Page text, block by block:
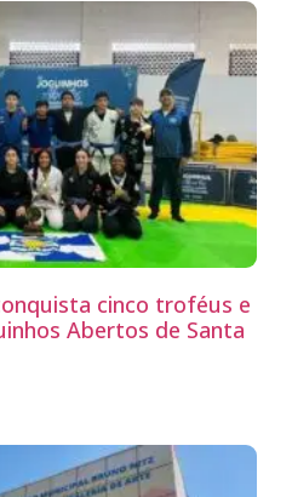
cinco troféus e
Abertos de Santa